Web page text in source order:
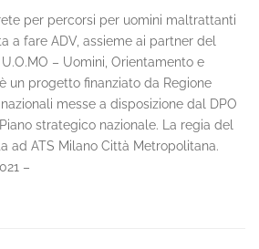
per percorsi per uomini maltrattanti
a fare ADV, assieme ai partner del
– Uomini, Orientamento e
un progetto finanziato da Regione
messe a disposizione dal DPO
strategico nazionale. La regia del
ad ATS Milano Città Metropolitana.
–